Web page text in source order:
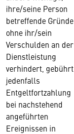
ihre/seine Person
betreffende Gründe
ohne ihr/sein
Verschulden an der
Dienstleistung
verhindert, gebührt
jedenfalls
Entgeltfortzahlung
bei nachstehend
angeführten
Ereignissen in